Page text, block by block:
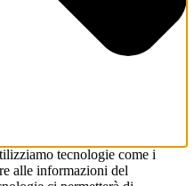
tecnologie come i
alle informazioni del